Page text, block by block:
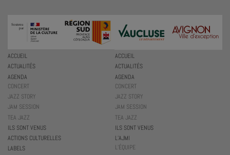
ACCUEIL
ACTUALITÉS
AGENDA
CONCERT
JAZZ STORY
JAM SESSION
TEA JAZZ
ILS SONT VENUS
ACCUEIL
ACTUALITÉS
AGENDA
CONCERT
JAZZ STORY
JAM SESSION
TEA JAZZ
ILS SONT VENUS
ACTIONS CULTURELLES
LABELS
L’AJMI
L’ÉQUIPE